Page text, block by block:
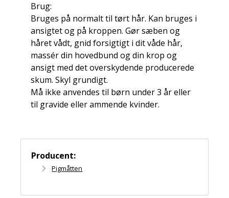
Brug:
Bruges på normalt til tørt hår. Kan bruges i
ansigtet og på kroppen. Gør sæben og
håret vådt, gnid forsigtigt i dit våde hår,
massér din hovedbund og din krop og
ansigt med det overskydende producerede
skum. Skyl grundigt.
Må ikke anvendes til børn under 3 år eller
til gravide eller ammende kvinder.
Producent:
Pigmåtten